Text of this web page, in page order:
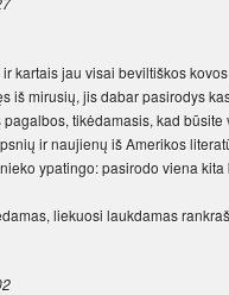
kartais jau visai beviltiškos
iš mirusių, jis dabar pasirodys
tikėdamasis, kad
ir naujienų iš Amerikos
ypatingo: pasirodo viena
liekuosi laukdamas